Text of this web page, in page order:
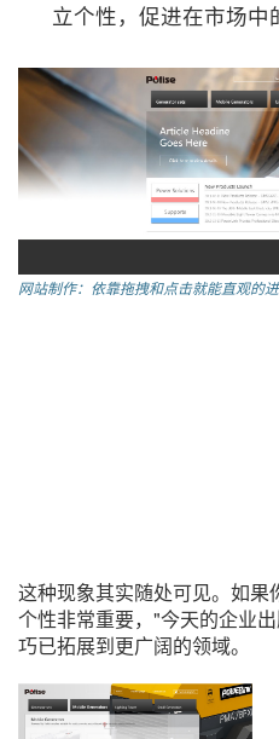
立个性，促进在市场中
网站制作：依靠拖拽和点击就能直观的
这种现象其实随处可见。如
个性非常重要，"今天的企业
巧已拓展到更广阔的领域。